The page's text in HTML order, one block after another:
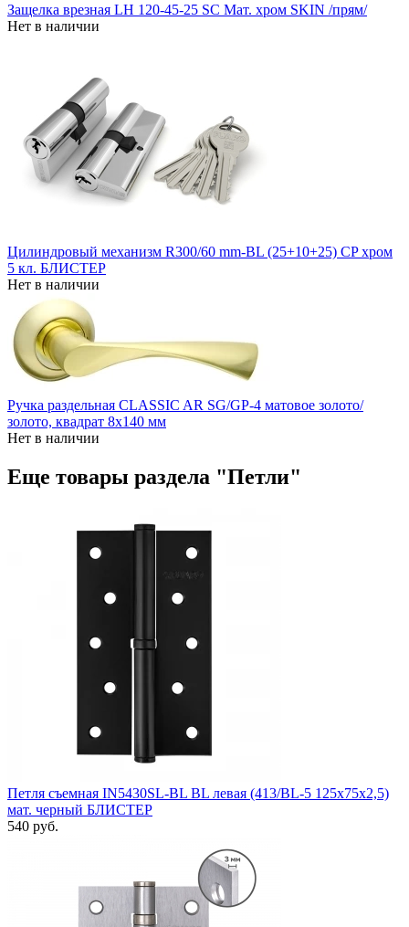
Защелка врезная LH 120-45-25 SC Мат. хром SKIN /прям/
Нет в наличии
Цилиндровый механизм R300/60 mm-BL (25+10+25) CP хром
5 кл. БЛИСТЕР
Нет в наличии
Ручка раздельная CLASSIC AR SG/GP-4 матовое золото/
золото, квадрат 8x140 мм
Нет в наличии
Еще товары раздела "Петли"
Петля съемная IN5430SL-BL BL левая (413/BL-5 125x75x2,5)
мат. черный БЛИСТЕР
540 руб.